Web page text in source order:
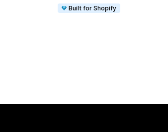
Built for Shopify